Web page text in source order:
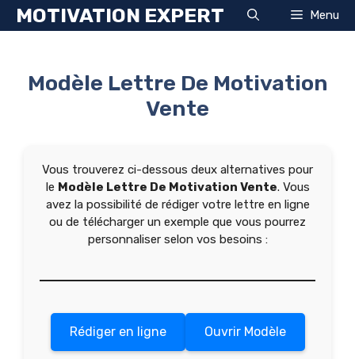
AllerMOTIVATION EXPERT Menu
Modèle Lettre De Motivation
Vente
Vous trouverez ci-dessous deux alternatives pour
le Modèle Lettre De Motivation Vente. Vous
avez la possibilité de rédiger votre lettre en ligne
ou de télécharger un exemple que vous pourrez
personnaliser selon vos besoins :
Rédiger en ligne Ouvrir Modèle